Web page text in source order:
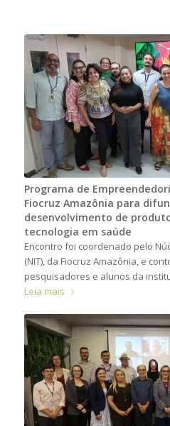
Programa de
Fiocruz Amazônia para
desenvolvimento de
tecnologia em saúde
Encontro foi coordenado pelo
(NIT), da Fiocruz Amazônia, e
pesquisadores e alunos da
Leia mais